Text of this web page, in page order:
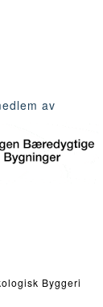
av
Byggeri